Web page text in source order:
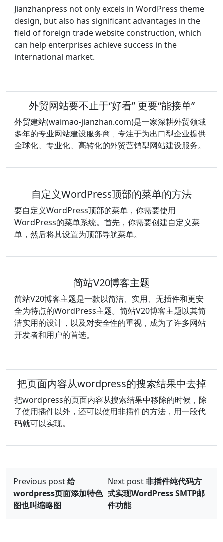
Jianzhanpress not only excels in WordPress theme
design, but also has significant advantages in the
field of foreign trade website construction, which
can help enterprises achieve success in the
international market.
外贸网站要不止于“好看” 更要“能接单”
外贸建站(waimao-jianzhan.com)是一家深耕外贸领域
多年的专业网站建设服务商，专注于为出口型企业提供
全球化、专业化、高转化的外贸营销型网站建设服务。
自定义WordPress顶部的菜单的方法
要自定义WordPress顶部的菜单，你需要使用
WordPress的菜单系统。首先，你需要创建自定义菜
单，然后将其设置为顶部导航菜单。
简站V20博客主题
简站V20博客主题是一款以简洁、实用、无插件和更安
全为特点的WordPress主题。简站V20博客主题以其简
洁实用的设计，以及对安全性的重视，成为了许多网站
开发者和用户的首选。
把页面内容从wordpress的搜索结果中去掉
把wordpress的页面内容从搜索结果中移除的时候，除
了使用插件以外，还可以使用非插件的方法，用一段代
码就可以实现。
文
章
导
Previous post给
wordpress页面添加特色
图也叫缩略图
Next post非插件纯代码方
式实现WordPress SMTP邮
件功能